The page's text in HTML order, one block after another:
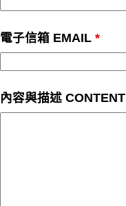
電子信箱 EMAIL *
內容與描述 CONTENT